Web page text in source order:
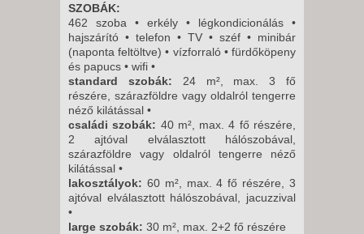
SZOBÁK:
462 szoba • erkély • légkondicionálás •
hajszárító • telefon • TV • széf • minibár
(naponta feltöltve) • vízforraló • fürdőköpeny
és papucs • wifi •
standard szobák: 24 m², max. 3 fő
részére, szárazföldre vagy oldalról tengerre
néző kilátással •
családi szobák: 40 m², max. 4 fő részére,
2 ajtóval elválasztott hálószobával,
szárazföldre vagy oldalról tengerre néző
kilátással •
lakosztályok: 60 m², max. 4 fő részére, 3
ajtóval elválasztott hálószobával, jacuzzival
•
large szobák: 30 m², max. 2+2 fő részére